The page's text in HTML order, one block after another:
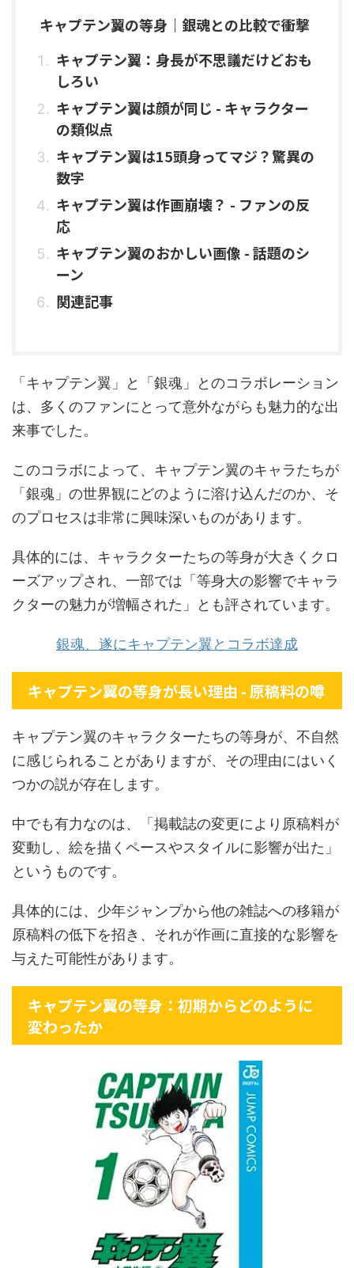
キャプテン翼の等身｜銀魂との比較で衝撃
キャプテン翼：身長が不思議だけどおも
しろい
キャプテン翼は顔が同じ - キャラクター
の類似点
キャプテン翼は15頭身ってマジ？驚異の
数字
キャプテン翼は作画崩壊？ - ファンの反
応
キャプテン翼のおかしい画像 - 話題のシ
ーン
関連記事
「キャプテン翼」と「銀魂」とのコラボレーション
は、多くのファンにとって意外ながらも魅力的な出
来事でした。
このコラボによって、キャプテン翼のキャラたちが
「銀魂」の世界観にどのように溶け込んだのか、そ
のプロセスは非常に興味深いものがあります。
具体的には、キャラクターたちの等身が大きくクロ
ーズアップされ、一部では「等身大の影響でキャラ
クターの魅力が増幅された」とも評されています。
銀魂、遂にキャプテン翼とコラボ達成
キャプテン翼の等身が長い理由 - 原稿料の噂
キャプテン翼のキャラクターたちの等身が、不自然
に感じられることがありますが、その理由にはいく
つかの説が存在します。
中でも有力なのは、「掲載誌の変更により原稿料が
変動し、絵を描くペースやスタイルに影響が出た」
というものです。
具体的には、少年ジャンプから他の雑誌への移籍が
原稿料の低下を招き、それが作画に直接的な影響を
与えた可能性があります。
キャプテン翼の等身：初期からどのように
変わったか